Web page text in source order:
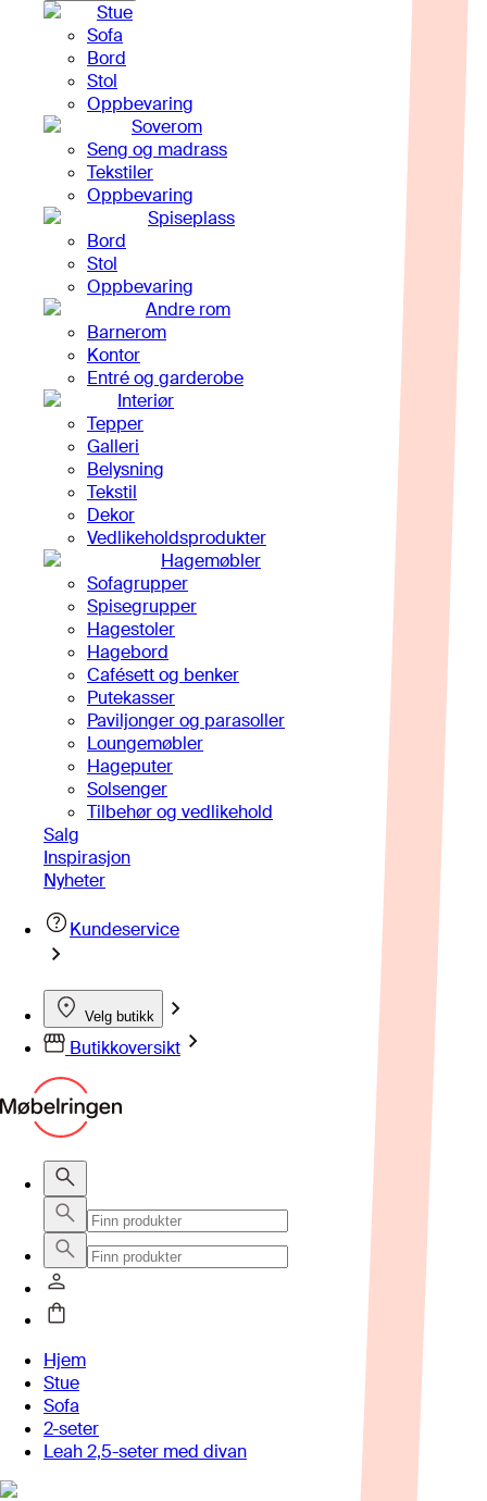
Stue
Sofa
Bord
Stol
Oppbevaring
Soverom
Seng og madrass
Tekstiler
Oppbevaring
Spiseplass
Bord
Stol
Oppbevaring
Andre rom
Barnerom
Kontor
Entré og garderobe
Interiør
Tepper
Galleri
Belysning
Tekstil
Dekor
Vedlikeholdsprodukter
Hagemøbler
Sofagrupper
Spisegrupper
Hagestoler
Hagebord
Cafésett og benker
Putekasser
Paviljonger og parasoller
Loungemøbler
Hageputer
Solsenger
Tilbehør og vedlikehold
Salg
Inspirasjon
Nyheter
Kundeservice
Velg butikk
Butikkoversikt
Hjem
Stue
Sofa
2-seter
Leah 2,5-seter med divan